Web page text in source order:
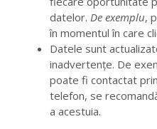
datelor. De exemplu,
în momentul în care
Datele sunt
inadvertențe. De
poate fi contactat
telefon, se
a acestuia.